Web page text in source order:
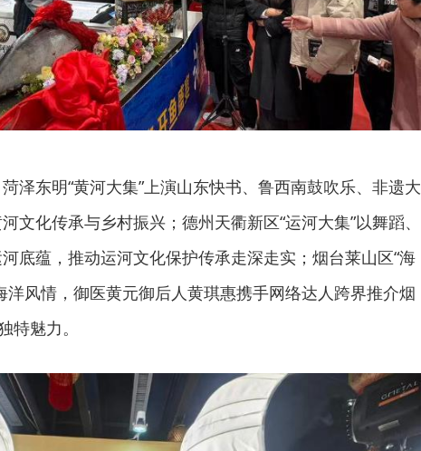
泽东明“黄河大集”上演山东快书、鲁西南鼓吹乐、非遗大
文化传承与乡村振兴；德州天衢新区“运河大集”以舞蹈、
底蕴，推动运河文化保护传承走深走实；烟台莱山区“海
洋风情，御医黄元御后人黄琪惠携手网络达人跨界推介烟
特魅力。